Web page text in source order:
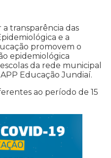
transparência das
e a
promovem o
epidemiológica
da rede municipal
Educação Jundiaí.
ao período de 15